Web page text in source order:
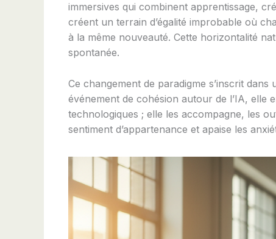
immersives qui combinent apprentissage,
créent un terrain d’égalité improbable où
à la même nouveauté. Cette horizontalité
spontanée.
Ce changement de paradigme s’inscrit dans
événement de cohésion autour de l’IA, elle
technologiques ; elle les accompagne, les
sentiment d’appartenance et apaise les